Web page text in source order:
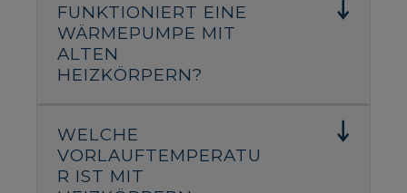
FUNKTIONIERT EINE
WÄRMEPUMPE MIT
ALTEN
HEIZKÖRPERN?
WELCHE
VORLAUFTEMPERATU
R IST MIT